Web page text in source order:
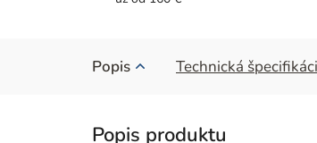
Popis Technická